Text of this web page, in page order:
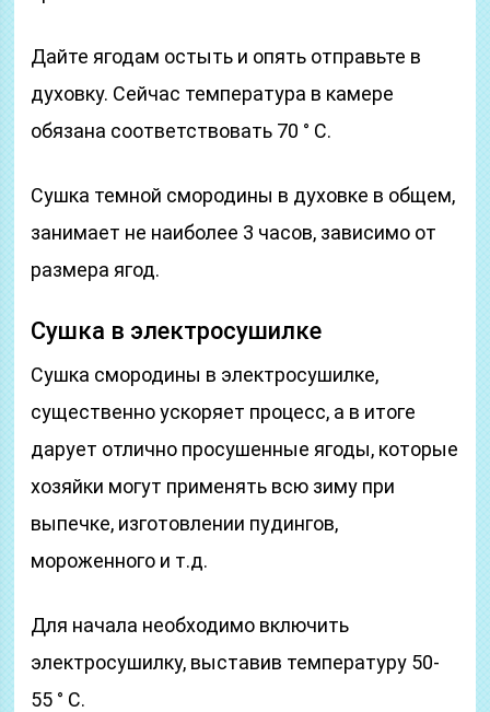
Дайте ягодам остыть и опять отправьте в
духовку. Сейчас температура в камере
обязана соответствовать 70 ° С.
Сушка темной смородины в духовке в общем,
занимает не наиболее 3 часов, зависимо от
размера ягод.
Сушка в электросушилке
Сушка смородины в электросушилке,
существенно ускоряет процесс, а в итоге
дарует отлично просушенные ягоды, которые
хозяйки могут применять всю зиму при
выпечке, изготовлении пудингов,
мороженного и т.д.
Для начала необходимо включить
электросушилку, выставив температуру 50-
55 ° С.